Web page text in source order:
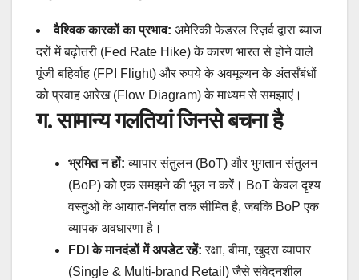
वैश्विक कारकों का प्रभाव: अमेरिकी फेडरल रिज़र्व द्वारा ब्याज
दरों में बढ़ोतरी (Fed Rate Hike) के कारण भारत से होने वाले
पूंजी बहिर्वाह (FPI Flight) और रुपये के अवमूल्यन के अंतर्संबंधों
को प्रवाह आरेख (Flow Diagram) के माध्यम से समझाएं।
ग. सामान्य गलतियां जिनसे बचना है
भ्रमित न हों: व्यापार संतुलन (BoT) और भुगतान संतुलन
(BoP) को एक समझने की भूल न करें। BoT केवल दृश्य
वस्तुओं के आयात-निर्यात तक सीमित है, जबकि BoP एक
व्यापक अवधारणा है।
FDI के मानदंडों में अपडेट रहें: रक्षा, बीमा, खुदरा व्यापार
(Single & Multi-brand Retail) जैसे संवेदनशील